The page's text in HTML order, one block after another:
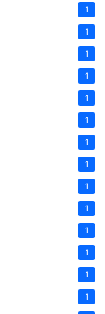
1
1
1
1
1
1
1
1
1
1
1
1
1
1